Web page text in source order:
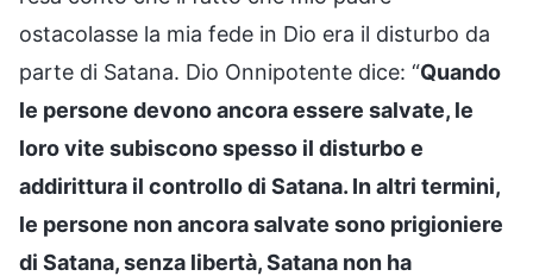
ostacolasse la mia fede in Dio era il disturbo da
parte di Satana. Dio Onnipotente dice: “Quando
le persone devono ancora essere salvate, le
loro vite subiscono spesso il disturbo e
addirittura il controllo di Satana. In altri termini,
le persone non ancora salvate sono prigioniere
di Satana, senza libertà, Satana non ha